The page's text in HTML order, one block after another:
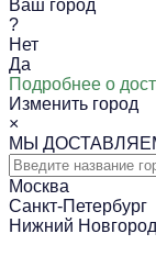
Ваш город
?
Нет
Да
Подробнее о
Изменить город
×
МЫ
Москва
Санкт-Петербург
Нижний Новгород